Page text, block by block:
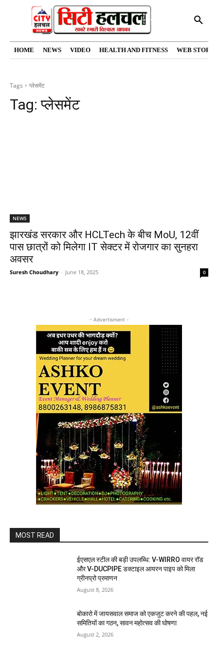
HOME NEWS VIDEO HEALTH AND FITNESS WEB
Tags प्लेसमेंट
Tag:प्लेसमेंट
NEWS
झारखंड सरकार और HCLTech के बीच MoU, 12वीं
पास छात्रों को मिलेगा IT सेक्टर में रोजगार का सुनहरा
अवसर
Suresh Choudhary - June 18, 2025 0
- Advertisment -
MOST READ
ईएसएल स्टील की बड़ी उपलब्धि: V-WIRRO वायर रॉड
और V-DUCPIPE डक्टाइल आयरन पाइप को मिला
ग्रीनप्रो प्रमाणन
August 8, 2026
बोकारो में जायसवाल समाज को एकजुट करने की पहल, नई
समितियों का गठन, सावन महोत्सव की घोषणा
August 2, 2026